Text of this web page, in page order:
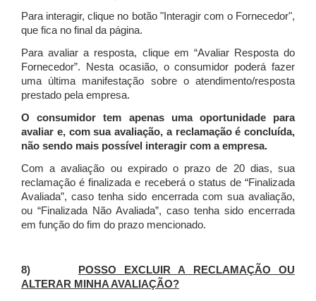
Para interagir, clique no botão "Interagir com o Fornecedor",
que fica no final da página.
Para avaliar a resposta, clique em “Avaliar Resposta do
Fornecedor”. Nesta ocasião, o consumidor poderá fazer
uma última manifestação sobre o atendimento/resposta
prestado pela empresa.
O consumidor tem apenas uma oportunidade para
avaliar e, com sua avaliação, a reclamação é concluída,
não sendo mais possível interagir com a empresa.
Com a avaliação ou expirado o prazo de 20 dias, sua
reclamação é finalizada e receberá o status de “Finalizada
Avaliada”, caso tenha sido encerrada com sua avaliação,
ou “Finalizada Não Avaliada”, caso tenha sido encerrada
em função do fim do prazo mencionado.
8)
POSSO EXCLUIR A RECLAMAÇÃO OU
ALTERAR MINHA AVALIAÇÃO?